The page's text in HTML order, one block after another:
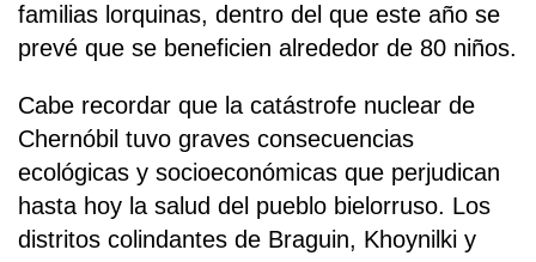
familias lorquinas, dentro del que este año se
prevé que se beneficien alrededor de 80 niños.
Cabe recordar que la catástrofe nuclear de
Chernóbil tuvo graves consecuencias
ecológicas y socioeconómicas que perjudican
hasta hoy la salud del pueblo bielorruso. Los
distritos colindantes de Braguin, Khoynilki y